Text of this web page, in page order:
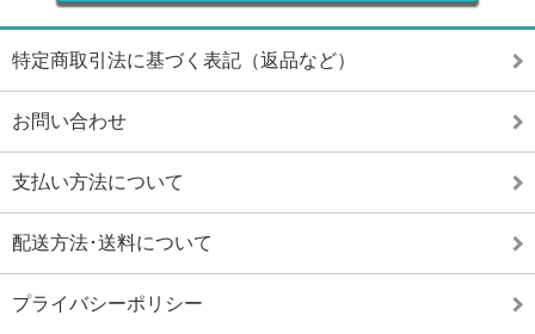
特定商取引法に基づく表記（返品など）
お問い合わせ
支払い方法について
配送方法･送料について
プライバシーポリシー